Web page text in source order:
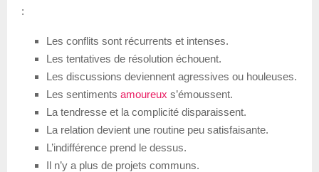
:
Les conflits sont récurrents et intenses.
Les tentatives de résolution échouent.
Les discussions deviennent agressives ou houleuses.
Les sentiments amoureux s’émoussent.
La tendresse et la complicité disparaissent.
La relation devient une routine peu satisfaisante.
L’indifférence prend le dessus.
Il n’y a plus de projets communs.